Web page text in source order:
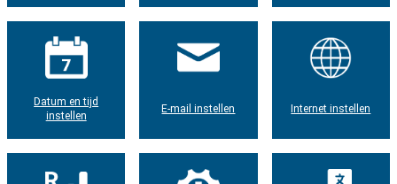
Datum en tijd
instellen
E-mail instellen Internet instellen